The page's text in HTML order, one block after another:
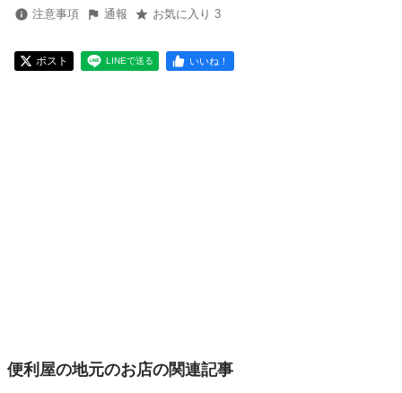
注意事項 通報 お気に入り 3
ポスト LINEで送る いいね！
便利屋の地元のお店の関連記事